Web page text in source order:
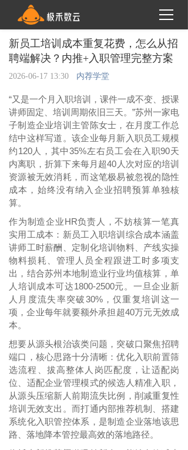
新员工培训成本重复花费，怎么从招
聘端解决？内推+入职管理完整方案
2026-06-17 13:30 内荐学堂
“又是一个月入职培训，课件一成不变、授课
讲师固定、培训周期依旧三天。”苏州一家电
子制造企业培训主管陈女士，在月度工作总
结中这样写道。该企业每月新入职员工规模
约120人，其中35%左右员工会在入职90天
内离职，折算下来每月超40人次对应的培训
资源被无效消耗，而这笔极易被忽视的隐性
成本，始终没有纳入企业招聘预算单独核
算。
作为制造企业HR负责人，不妨核算一笔真
实用工成本：新员工入职培训综合成本涵盖
讲师工时薪酬、定制化培训物料、产线实操
物料损耗、管理人员全程跟进工时多项支
出，结合苏州本地制造业行业均值核算，单
人培训成本可达1800-2500元。一旦企业新
人月度流失率突破30%，仅重复培训这一
项，企业每年就要额外承担超40万元无效成
本。
想要从源头根治该类问题，突破口聚焦招聘
端口，核心思路十分清晰：优化入职前置筛
选流程、拔高整体人岗匹配度，让适配岗
位、适配企业管理模式的候选人精准入职，
从源头压缩新人前期流失比例，削减重复性
培训无效支出。而打通内部推荐机制、搭建
系统化入职管控体系，是制造企业落地该思
路、落地降本管控最高效的落地路径。